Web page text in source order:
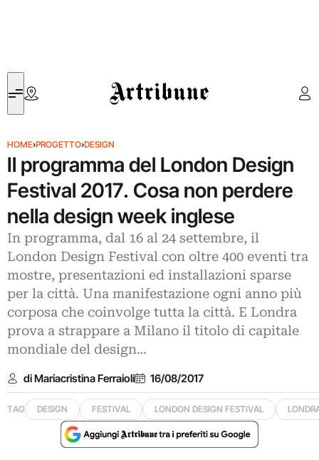
Artribune
HOME›PROGETTO›DESIGN
Il programma del London Design
Festival 2017. Cosa non perdere
nella design week inglese
In programma, dal 16 al 24 settembre, il
London Design Festival con oltre 400 eventi tra
mostre, presentazioni ed installazioni sparse
per la città. Una manifestazione ogni anno più
corposa che coinvolge tutta la città. E Londra
prova a strappare a Milano il titolo di capitale
mondiale del design…
di Mariacristina Ferraioli 16/08/2017
TAG DESIGN FESTIVAL LONDON DESIGN FESTIVAL